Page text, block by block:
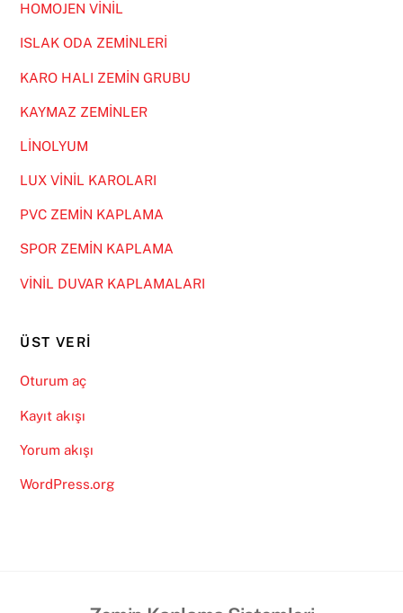
HOMOJEN VİNİL
ISLAK ODA ZEMİNLERİ
KARO HALI ZEMİN GRUBU
KAYMAZ ZEMİNLER
LİNOLYUM
LUX VİNİL KAROLARI
PVC ZEMİN KAPLAMA
SPOR ZEMİN KAPLAMA
VİNİL DUVAR KAPLAMALARI
ÜST VERI
Oturum aç
Kayıt akışı
Yorum akışı
WordPress.org